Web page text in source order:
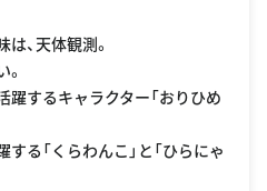
、天体観測。
躍するキャラクター「おりひめ
る「くらわんこ」と「ひらにゃ